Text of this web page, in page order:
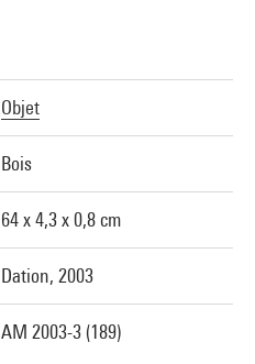
Objet
Bois
64 x 4,3 x 0,8 cm
Dation, 2003
AM 2003-3 (189)